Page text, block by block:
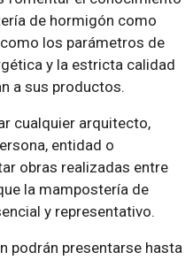
de hormigón como
los parámetros de
y la estricta calidad
a sus productos.
cualquier arquitecto,
entidad o
obras realizadas entre
la mampostería de
y representativo.
podrán presentarse hasta